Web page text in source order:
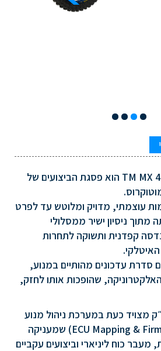
ה־TM MX 450 ES Fi 4T 2026 הוא פסגת הביצועים של
עוצמתי, מדויק ומלוטש עד לפרט
מתוך ניסיון ישיר ממסלולי
קפדנית ותשוקה לתחרות
הדגם סדרת עדכונים מהותיים במנוע,
שהופכות אותו לחזק,
בנפח 450 סמ״ק מצויד כעת במערכת ניהול מנוע
חדשה לחלוטין (ECU Mapping & Firmware) שמעניקה
כוח ליניארי וביצועים עקביים